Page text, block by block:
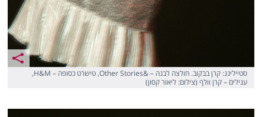
סטיילינג: קרן בבקוב. חולצה לבנה – &Other Stories, טישרט כסופה – H&M,
עגילים – קרן וולף (צילום: ליאור קסון)